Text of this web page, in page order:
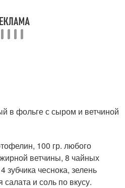
в фольге с сыром и ветчиной
100 гр. любого
ветчины, 8 чайных
зубчика чеснока, зелень
салата и соль по вкусу.